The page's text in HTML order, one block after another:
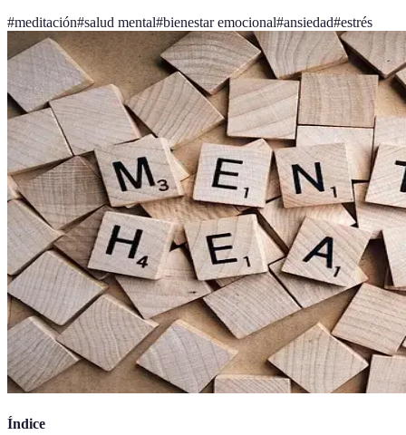
#meditación#salud mental#bienestar emocional#ansiedad#estrés
Índice